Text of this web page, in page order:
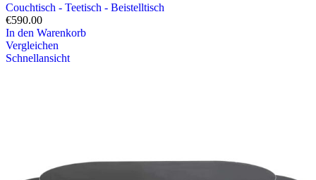
Couchtisch - Teetisch - Beistelltisch
€590.00
In den Warenkorb
Vergleichen
Schnellansicht